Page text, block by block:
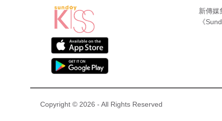
新傳媒
《
Copyright © 2026 - All Rights Reserved